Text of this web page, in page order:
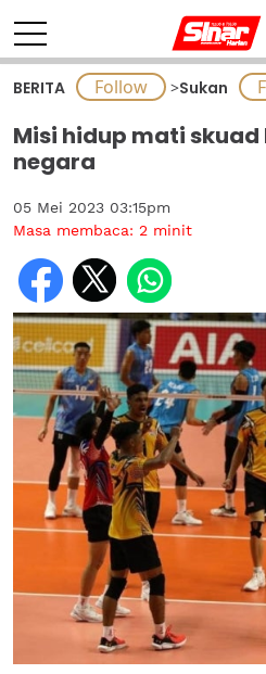
BERITA >Sukan
Misi hidup mati
negara
05 Mei 2023 03:15pm
Masa membaca: 2 minit